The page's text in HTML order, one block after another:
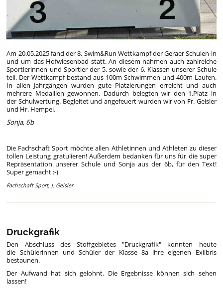
Am 20.05.2025 fand der 8. Swim&Run Wettkampf der Geraer Schulen in
und um das Hofwiesenbad statt. An diesem nahmen auch zahlreiche
Sportlerinnen und Sportler der 5. sowie der 6. Klassen unserer Schule
teil. Der Wettkampf bestand aus 100m Schwimmen und 400m Laufen.
In allen Jahrgängen wurden gute Platzierungen erreicht und auch
mehrere Medaillen gewonnen. Dadurch belegten wir den 1.Platz in
der Schulwertung. Begleitet und angefeuert wurden wir von Fr. Geisler
und Hr. Hempel.
Sonja, 6b
Die Fachschaft Sport möchte allen Athletinnen und Athleten zu dieser
tollen Leistung gratulieren! Außerdem bedanken für uns für die super
Repräsentation unserer Schule und Sonja aus der 6b, für den Text!
Super gemacht :-)
Fachschaft Sport, J. Geisler
Druckgrafik
Den Abschluss des Stoffgebietes "Druckgrafik" konnten heute
die Schülerinnen und Schüler der Klasse 8a ihre eigenen Exlibris
bestaunen.
Der Aufwand hat sich gelohnt. Die Ergebnisse können sich sehen
lassen!